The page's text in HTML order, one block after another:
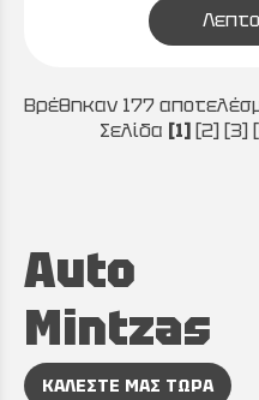
Βρέθηκαν 177
Σελίδα [1] [2] [3]
Auto
Mintzas
ΚΑΛΕΣΤΕ ΜΑΣ ΤΩΡΑ